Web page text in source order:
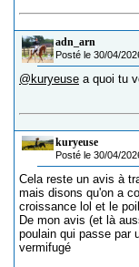
adn_arn
Posté le 30/04/
@kuryeuse a quoi tu
kuryeuse
Posté le 30/04/
Cela reste un avis à
mais disons qu'on a
croissance lol et le
De mon avis (et là
poulain qui passe par
vermifugé